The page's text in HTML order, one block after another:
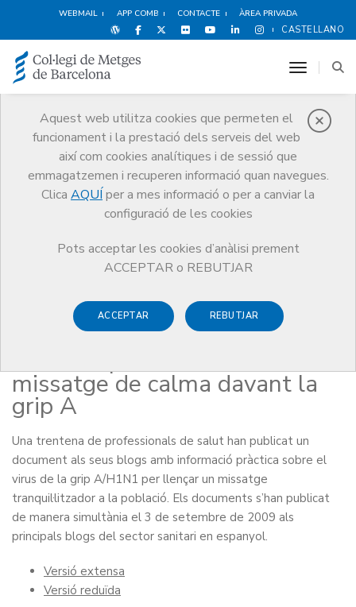
WEBMAIL APP COMB CONTACTE ÀREA PRIVADA
CASTELLANO
Aquest web utilitza cookies que permeten el
funcionament i la prestació dels serveis del web
així com cookies analítiques i de sessió que
emmagatzemen i recuperen informació quan navegues.
Clica AQUÍ per a mes informació o per a canviar la
configuració de les cookies
Pots acceptar les cookies d’anàlisi prement
ACCEPTAR o REBUTJAR
ACCEPTAR REBUTJAR
toggle
Notícies
Comunicació
Notícies
Acció conjunta dels blogs sanitaris per donar un missatge de calma
davant la grip A
1 DE SETEMBRE DE 2009
Acció conjunta dels blogs
sanitaris per donar un
missatge de calma davant la
grip A
Una trentena de professionals de salut han publicat un
document als seus blogs amb informació pràctica sobre el
virus de la grip A/H1N1 per llençar un missatge
tranquil·litzador a la població. Els documents s’han publicat
de manera simultània el 3 de setembre de 2009 als
principals blogs del sector sanitari en espanyol.
Versió extensa
Versió reduïda